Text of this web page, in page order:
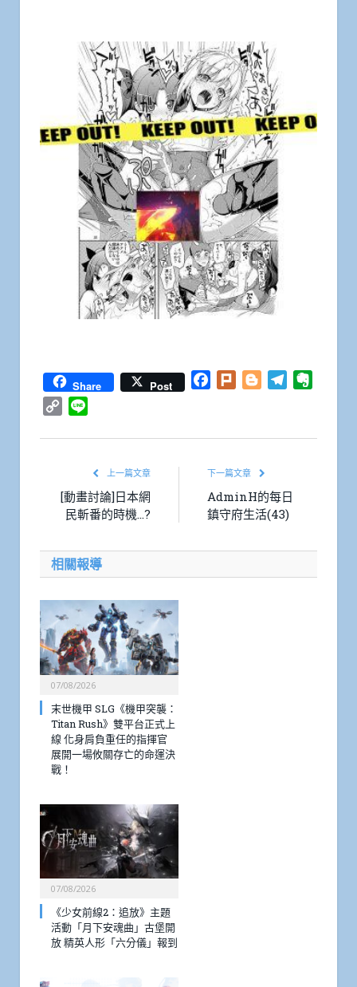
Share Post Facebook
Plurk BloggerTelegram
Copy
上一篇文章
[動畫討論]日本網
民斬番的時機…?
下一篇文章
AdminH的每日
鎮守府生活(43)
相關報導
07/08/2026
末世機甲 SLG《機甲突襲：
Titan Rush》雙平台正式上
線 化身肩負重任的指揮官
展開一場攸關存亡的命運決
戰！
07/08/2026
《少女前線2：追放》主題
活動「月下安魂曲」古堡開
放 精英人形「六分儀」報到